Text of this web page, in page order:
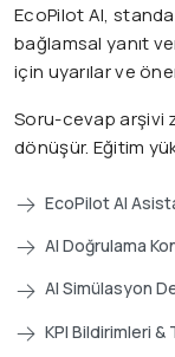
EcoPilot AI,
bağlamsal yanıt
için uyarılar ve
Soru-cevap arşivi
dönüşür. Eğitim
EcoPilot AI
AI Doğrulama
AI Simülasyon
KPI Bildirimleri &